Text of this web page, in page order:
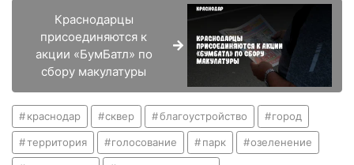
Краснодарцы
присоединяются к
акции «БумБатл» по
сбору макулатуры
краснодар сквер благоустройство город
территория голосование парк озеленение